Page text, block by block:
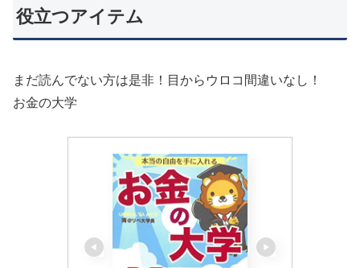
役立つアイテム
まだ読んでない方は是非！目からウロコ間違いなし！
お金の大学